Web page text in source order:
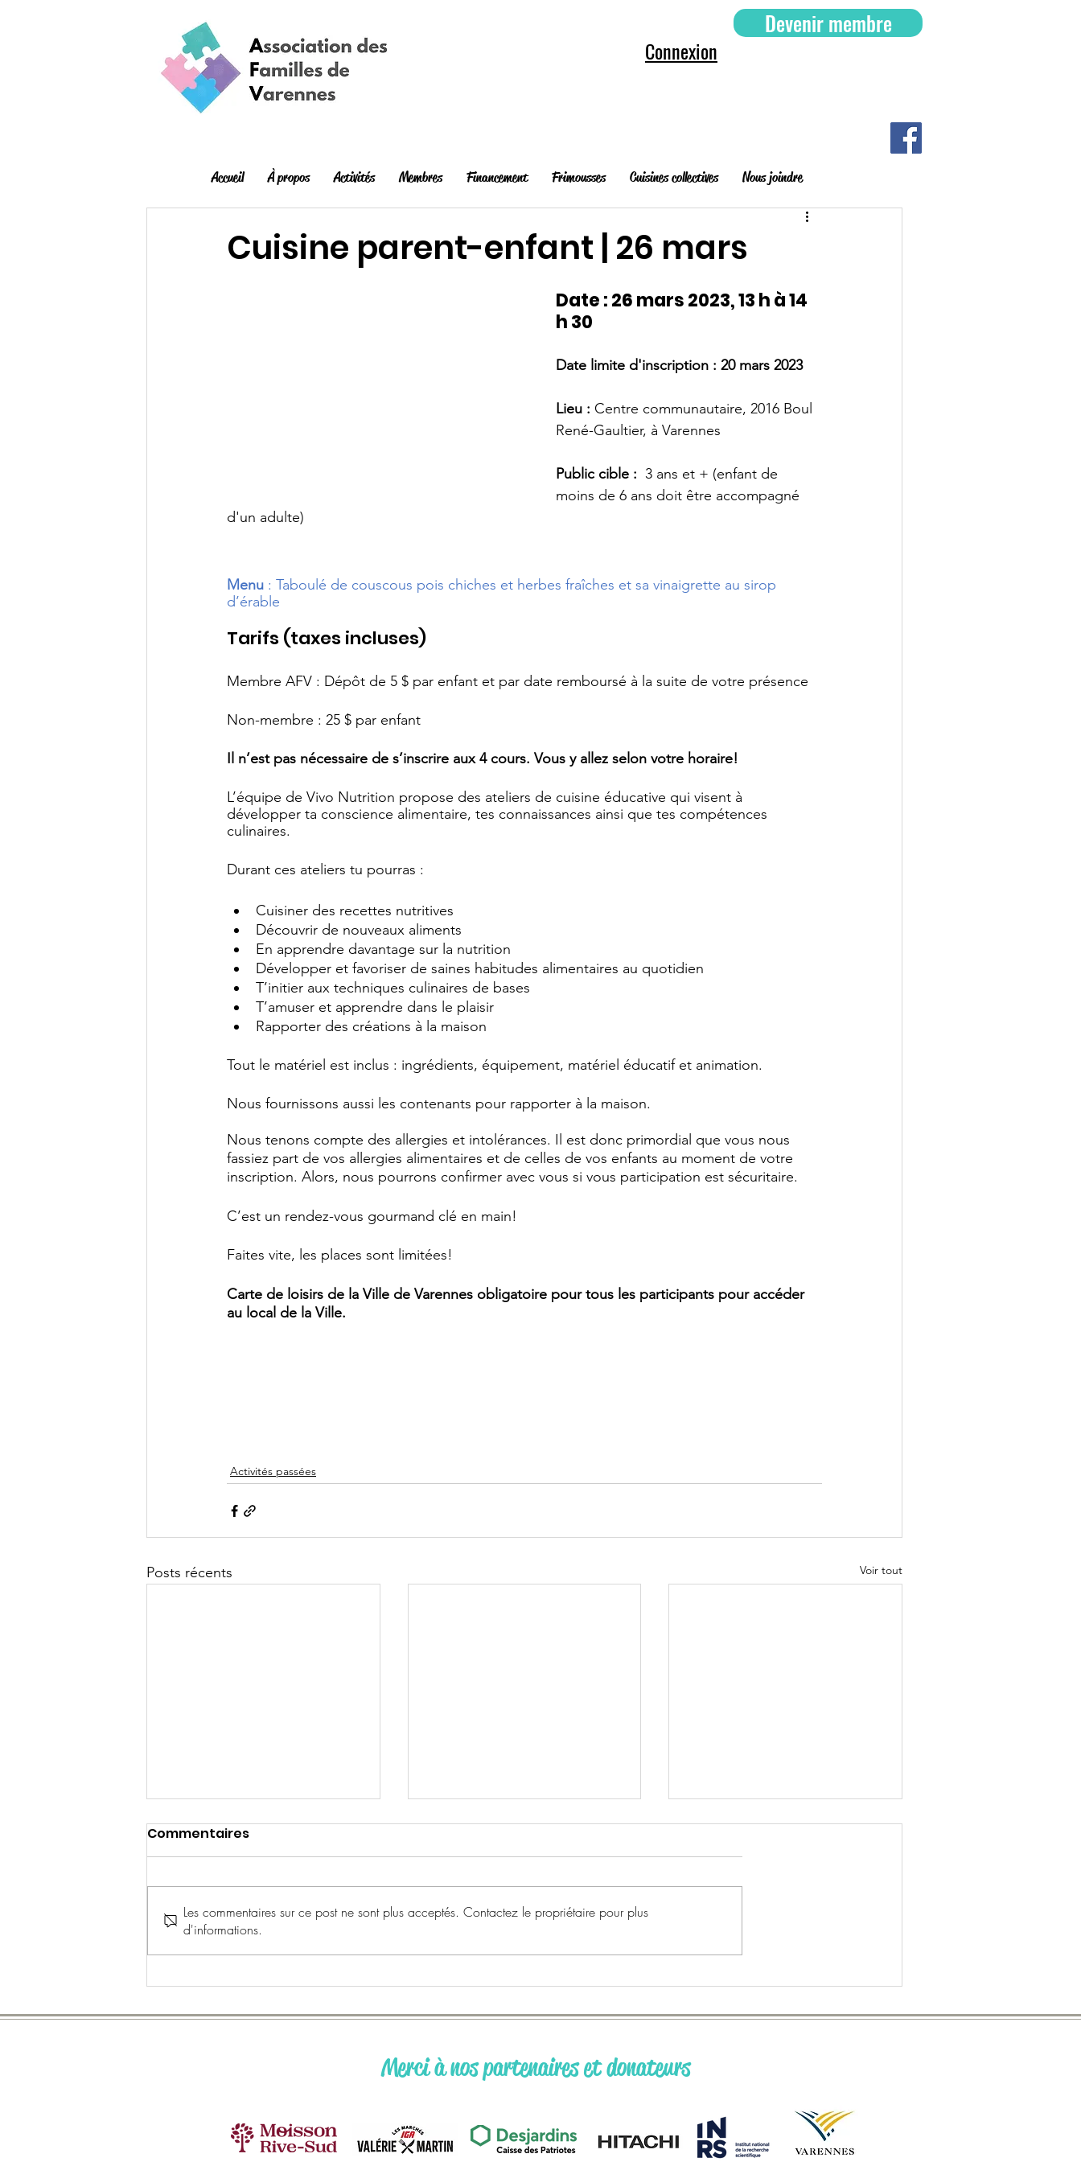
Connexion
Devenir membre
Accueil À propos Activités Membres Financement Frimousses Cuisines collectives Nous joindre
Cuisine parent-enfant | 26 mars
Date : 26 mars 2023, 13 h à 14
h 30
Date limite d'inscription : 20 mars 2023
Lieu : Centre communautaire, 2016 Boul
René-Gaultier, à Varennes
Public cible : 3 ans et + (enfant de
moins de 6 ans doit être accompagné
d'un adulte)
Menu : Taboulé de couscous pois chiches et herbes fraîches et sa vinaigrette au sirop
d’érable
Tarifs (taxes incluses)
Membre AFV : Dépôt de 5 $ par enfant et par date remboursé à la suite de votre présence
Non-membre : 25 $ par enfant
Il n’est pas nécessaire de s’inscrire aux 4 cours. Vous y allez selon votre horaire!
L’équipe de Vivo Nutrition propose des ateliers de cuisine éducative qui visent à
développer ta conscience alimentaire, tes connaissances ainsi que tes compétences
culinaires.
Durant ces ateliers tu pourras :
Cuisiner des recettes nutritives
Découvrir de nouveaux aliments
En apprendre davantage sur la nutrition
Développer et favoriser de saines habitudes alimentaires au quotidien
T’initier aux techniques culinaires de bases
T’amuser et apprendre dans le plaisir
Rapporter des créations à la maison
Tout le matériel est inclus : ingrédients, équipement, matériel éducatif et animation.
Nous fournissons aussi les contenants pour rapporter à la maison.
Nous tenons compte des allergies et intolérances. Il est donc primordial que vous nous
fassiez part de vos allergies alimentaires et de celles de vos enfants au moment de votre
inscription. Alors, nous pourrons confirmer avec vous si vous participation est sécuritaire.
C’est un rendez-vous gourmand clé en main!
Faites vite, les places sont limitées!
Carte de loisirs de la Ville de Varennes obligatoire pour tous les participants pour accéder
au local de la Ville.
Activités passées
Posts récents Voir tout
Le grand rassemblement
des familles de l'été! | 19
Cuisine collective | 13 juin
2026
Souper et Cuisine
communautaire |
Commentaires
Les commentaires sur ce post ne sont plus acceptés. Contactez le propriétaire pour plus
d'informations.
Merci à nos partenaires et donateurs